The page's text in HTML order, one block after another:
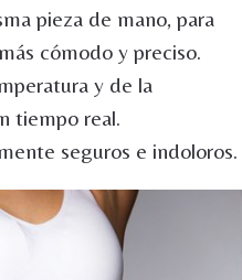
pieza de mano, para
cómodo y preciso.
y de la
tiempo real.
seguros e indoloros.